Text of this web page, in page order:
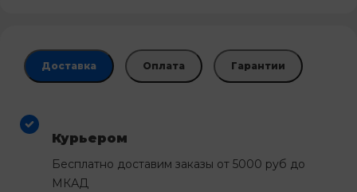
Доставка Оплата Гарантии
Курьером
Бесплатно доставим заказы от 5000 руб до
МКАД